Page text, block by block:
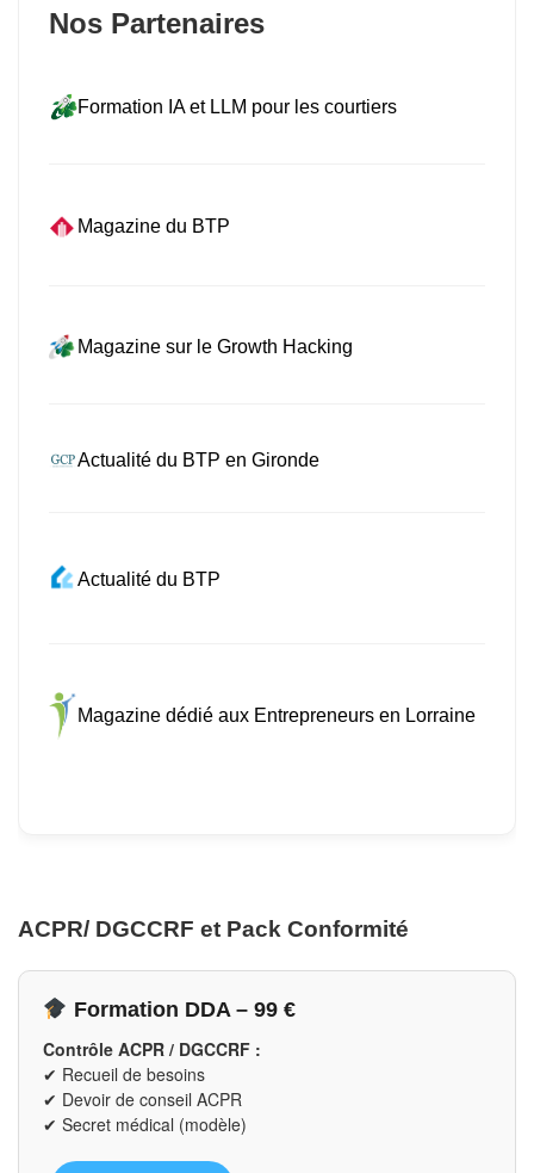
Nos Partenaires
Formation IA et LLM pour les courtiers
Magazine du BTP
Magazine sur le Growth Hacking
Actualité du BTP en Gironde
Actualité du BTP
Magazine dédié aux Entrepreneurs en Lorraine
ACPR/ DGCCRF et Pack Conformité
Formation DDA – 99 €
Contrôle ACPR / DGCCRF :
✔ Recueil de besoins
✔ Devoir de conseil ACPR
✔ Secret médical (modèle)